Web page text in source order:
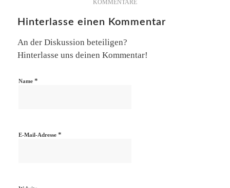
KOMMENTARE
Hinterlasse einen Kommentar
An der Diskussion beteiligen?
Hinterlasse uns deinen Kommentar!
Name *
E-Mail-Adresse *